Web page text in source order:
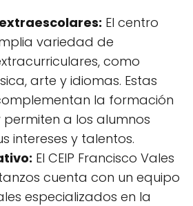
El centro
variedad de
como
arte y idiomas. Estas
la formación
a los alumnos
intereses y talentos.
El CEIP Francisco Vales
cuenta con un equipo
especializados en la